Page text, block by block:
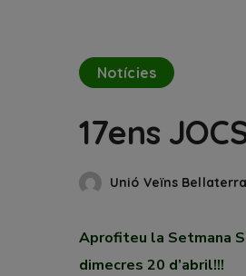
Notícies
17ens
Unió Veïns Bellaterra
Aprofiteu la Setmana
dimecres 20 d’abril!!!